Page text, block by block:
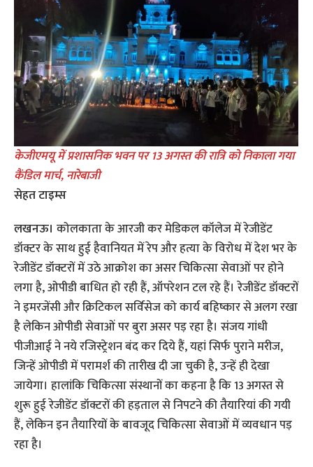
केजीएमयू में प्रशासनिक भवन पर 13 अगस्त की रात्रि को निकाला गया
कैंडिल मार्च, नारेबाजी
सेहत टाइम्स
लखनऊ।कोलकाता के आरजी कर मेडिकल कॉलेज में रेजीडेंट
डॉक्टर के साथ हुई हैवानियत में रेप और हत्या के विरोध में देश भर के
रेजीडेंट डॉक्टरों में उठे आक्रोश का असर चिकित्सा सेवाओं पर होने
लगा है, ओपीडी बाधित हो रही हैं, ऑपरेशन टल रहे हैं। रेजीडेंट डॉक्टरों
ने इमरजेंसी और क्रिटिकल सर्विसेज को कार्य बहिष्कार से अलग रखा
है लेकिन ओपीडी सेवाओं पर बुरा असर पड़ रहा है। संजय गांधी
पीजीआई ने नये रजिस्ट्रेशन बंद कर दिये हैं, यहां सिर्फ पुराने मरीज,
जिन्हें ओपीडी में परामर्श की तारीख दी जा चुकी है, उन्हें ही देखा
जायेगा। हालांकि चिकित्सा संस्थानों का कहना है कि 13 अगस्त से
शुरू हुई रेजीडेंट डॉक्टरों की हड़ताल से निपटने की तैयारियां की गयी
हैं, लेकिन इन तैयारियों के बावजूद चिकित्सा सेवाओं में व्यवधान पड़
रहा है।